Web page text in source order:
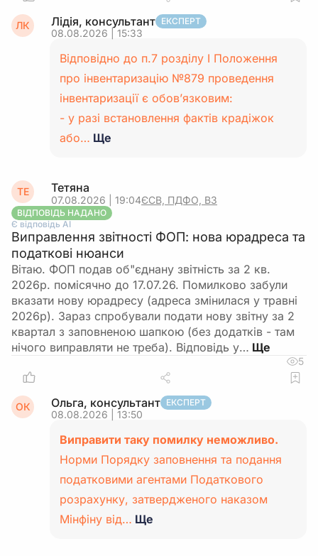
ЛК Лідія, консультант ЕКСПЕРТ
08.08.2026 | 15:33
Відповідно до п.7 розділу І Положення
про інвентаризацію №879 проведення
інвентаризації є обов’язковим:
- у разі встановлення фактів крадіжок
або… Ще
ТЕ Тетяна
07.08.2026 | 19:04ЄСВ, ПДФО, ВЗ
ВІДПОВІДЬ НАДАНО
Є відповідь АІ
Виправлення звітності ФОП: нова юрадреса та
податкові нюанси
Вітаю. ФОП подав об"єднану звітність за 2 кв.
2026р. помісячно до 17.07.26. Помилково забули
вказати нову юрадресу (адреса змінилася у травні
2026р). Зараз спробували подати нову звітну за 2
квартал з заповненою шапкою (без додатків - там
нічого виправляти не треба). Відповідь у…
5
ОК Ольга, консультант ЕКСПЕРТ
08.08.2026 | 13:50
Виправити таку помилку неможливо.
Норми Порядку заповнення та подання
податковими агентами Податкового
розрахунку, затвердженого наказом
Мінфіну від… Ще